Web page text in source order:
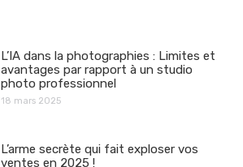
L’IA dans la photographies : Limites et
avantages par rapport à un studio
photo professionnel
18 mars 2025
L’arme secrète qui fait exploser vos
ventes en 2025 !